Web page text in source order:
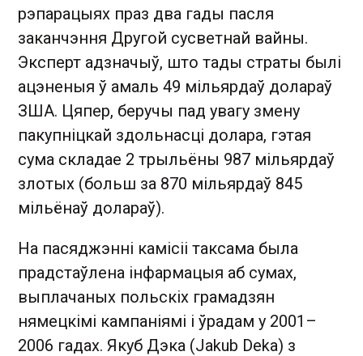
рэпарацыях праз два гады пасля
заканчэння Другой сусветнай вайны.
Эксперт адзначыў, што тады страты былі
ацэненыя ў амаль 49 мільярдаў долараў
ЗША. Цяпер, беручы пад увагу змену
пакупніцкай здольнасці долара, гэтая
сума складае 2 трыльёны 987 мільярдаў
злотых (больш за 870 мільярдаў 845
мільёнаў долараў).
На пасяджэнні камісіі таксама была
прадстаўлена інфармацыя аб сумах,
выплачаных польскіх грамадзян
нямецкімі кампаніямі і ўрадам у 2001–
2006 гадах. Якуб Дэка (Jakub Deka) з